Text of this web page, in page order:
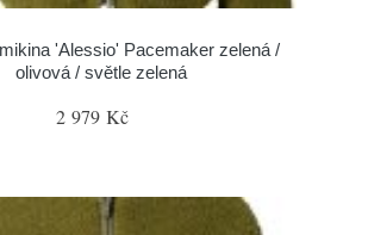
'Alessio' Pacemaker zelená /
olivová / světle zelená
2 979 Kč